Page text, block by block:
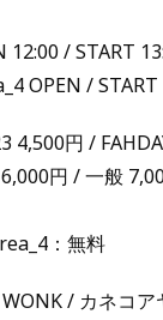
12:00 / START
OPEN /
4,500円 /
円 / 一般
：無料
/ カネコ